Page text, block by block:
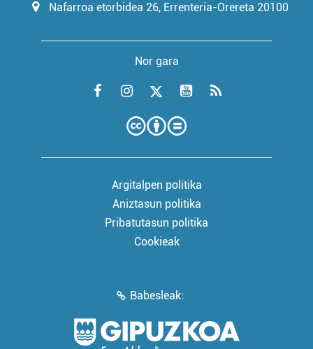
Nafarroa etorbidea 26, Errenteria-Orereta 20100
Nor gara
Argitalpen politika
Aniztasun politika
Pribatutasun politika
Cookieak
Babesleak: